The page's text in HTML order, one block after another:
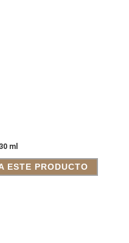
ml
ESTE PRODUCTO